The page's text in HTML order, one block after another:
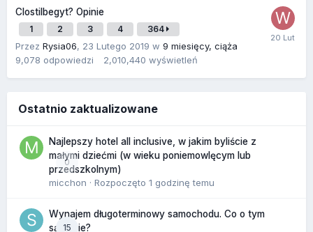
Clostilbegyt? Opinie
1 2 3 4 364
Przez Rysia06, 23 Lutego 2019 w 9 miesięcy, ciąża
9,078 odpowiedzi 2,010,440 wyświetleń
Ostatnio zaktualizowane
0
Najlepszy hotel all inclusive, w jakim byliście z
małymi dziećmi (w wieku poniemowlęcym lub
przedszkolnym)
micchon · Rozpoczęto 1 godzinę temu
15
Wynajem długoterminowy samochodu. Co o tym
sądzicie?